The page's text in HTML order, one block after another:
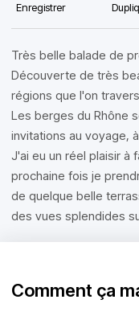
Enregistrer
Très belle balade de
Découverte de très
régions que l'on
Les berges du Rhône
invitations au voyage,
J'ai eu un réel plaisir à
prochaine fois je
de quelque belle
des vues splendides
Comment ça